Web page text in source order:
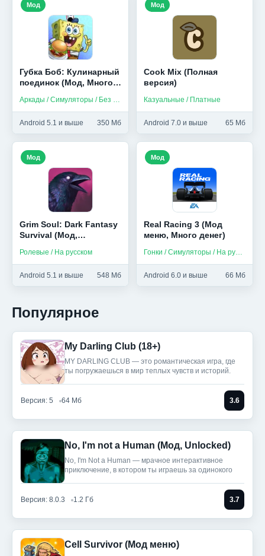
Губка Боб: Кулинарный
поединок (Мод, Много
Аркады / Симуляторы / Без интернета
Android 5.1 и выше 350 Мб
Мод
Cook Mix (Полная
версия)
Казуальные / Платные
Android 7.0 и выше 65 Мб
Мод
Grim Soul: Dark Fantasy
Survival (Мод,
Ролевые / На русском
Android 5.1 и выше 548 Мб
Мод
Real Racing 3 (Мод
меню, Много денег)
Гонки / Симуляторы / На русском
Android 6.0 и выше 66 Мб
Мод
Популярное
My Darling Club (18+)
MY DARLING CLUB — это романтическая игра, где
ты погружаешься в мир теплых чувств и историй.
Версия: 5 64 Мб 3.6
No, I'm not a Human (Мод, Unlocked)
No, I'm Not a Human — мрачное интерактивное
приключение, в котором ты играешь за одинокого
Версия: 8.0.3 1.2 Гб 3.7
Cell Survivor (Мод меню)